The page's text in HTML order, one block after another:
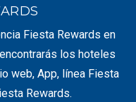
Fiesta Rewards en
los hoteles
web, App, línea Fiesta
Rewards.